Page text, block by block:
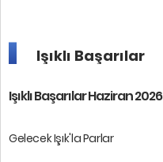
Işıklı Başarılar
Işıklı Başarılar Haziran 2026
Gelecek Işık'la Parlar